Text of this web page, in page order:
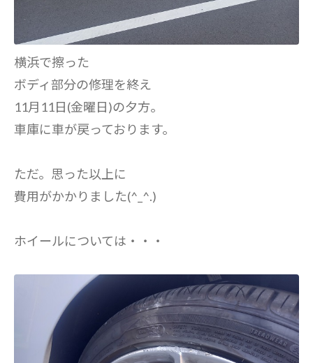
横浜で擦った
ボディ部分の修理を終え
11月11日(金曜日)の夕方。
車庫に車が戻っております。
ただ。思った以上に
費用がかかりました(^_^.)
ホイールについては・・・